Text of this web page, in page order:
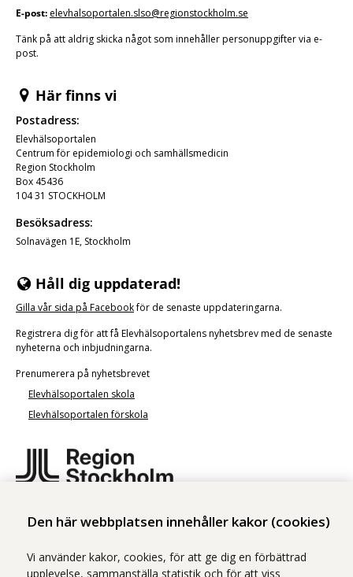
Den här webbplatsen innehåller kakor (cookies)
Vi använder kakor, cookies, för att ge dig en förbättrad
upplevelse, sammanställa statistik och för att viss
E-post: elevhalsoportalen.slso@regionstockholm.se
Tänk på att aldrig skicka något som innehåller personuppgifter via e-
post.
Här finns vi
Postadress:
Elevhälsoportalen
Centrum för epidemiologi och samhällsmedicin
Region Stockholm
Box 45436
104 31 STOCKHOLM
Besöksadress:
Solnavägen 1E, Stockholm
Håll dig uppdaterad!
Gilla vår sida på Facebookför de senaste uppdateringarna.
Registrera dig för att få Elevhälsoportalens nyhetsbrev med de senaste
nyheterna och inbjudningarna.
Prenumerera på nyhetsbrevet
Elevhälsoportalen skola
Elevhälsoportalen förskola
Stockholm:
Centrum för arbets- och miljömedicin (CAMM)
Centrum för epidemiologi och samhällsmedicin (CES)